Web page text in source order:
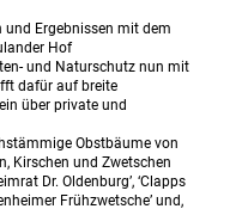
und Ergebnissen mit dem
Hof
und Naturschutz nun mit
dafür auf breite
über private und
Obstbäume von
Kirschen und Zwetschen
Dr. Oldenburg’, ‘Clapps
Frühzwetsche’ und,